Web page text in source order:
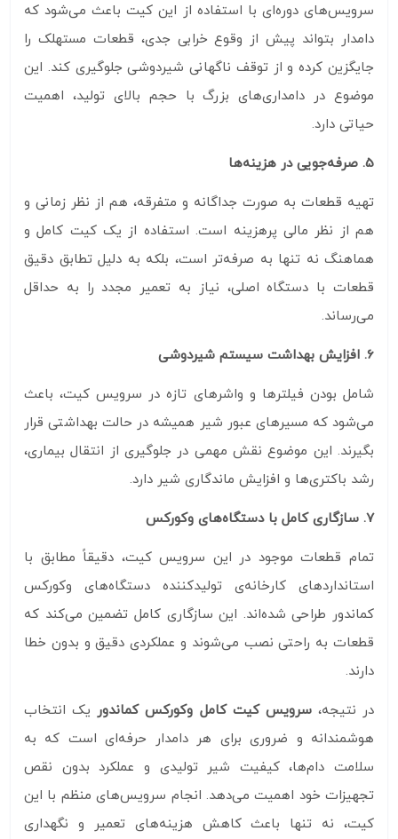
سرویس‌های دوره‌ای با استفاده از این کیت باعث می‌شود که
دامدار بتواند پیش از وقوع خرابی جدی، قطعات مستهلک را
جایگزین کرده و از توقف ناگهانی شیردوشی جلوگیری کند. این
موضوع در دامداری‌های بزرگ با حجم بالای تولید، اهمیت
حیاتی دارد.
5. صرفه‌جویی در هزینه‌ها
تهیه قطعات به صورت جداگانه و متفرقه، هم از نظر زمانی و
هم از نظر مالی پرهزینه است. استفاده از یک کیت کامل و
هماهنگ نه‌ تنها به صرفه‌تر است، بلکه به دلیل تطابق دقیق
قطعات با دستگاه اصلی، نیاز به تعمیر مجدد را به حداقل
می‌رساند.
6. افزایش بهداشت سیستم شیردوشی
شامل بودن فیلترها و واشرهای تازه در سرویس کیت، باعث
می‌شود که مسیرهای عبور شیر همیشه در حالت بهداشتی قرار
بگیرند. این موضوع نقش مهمی در جلوگیری از انتقال بیماری،
رشد باکتری‌ها و افزایش ماندگاری شیر دارد.
7. سازگاری کامل با دستگاه‌های وکورکس
تمام قطعات موجود در این سرویس کیت، دقیقاً مطابق با
استانداردهای کارخانه‌ی تولیدکننده دستگاه‌های وکورکس
کماندور طراحی شده‌اند. این سازگاری کامل تضمین می‌کند که
قطعات به راحتی نصب می‌شوند و عملکردی دقیق و بدون خطا
دارند.
در نتیجه،سرویس کیت کامل وکورکس کماندور یک انتخاب
هوشمندانه و ضروری برای هر دامدار حرفه‌ای است که به
سلامت دام‌ها، کیفیت شیر تولیدی و عملکرد بدون نقص
تجهیزات خود اهمیت می‌دهد. انجام سرویس‌های منظم با این
کیت، نه‌ تنها باعث کاهش هزینه‌های تعمیر و نگهداری